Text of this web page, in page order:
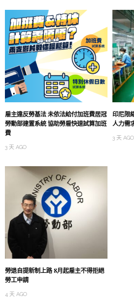
雇主違反勞基法 未依法給付加班費居冠
勞動部建置系統 協助勞雇快速試算加班
費
3 天 AGO
印尼限
人力需
3 天 AGO
勞退自提新制上路 8月起雇主不得拒絕
勞工申請
4 天 AGO